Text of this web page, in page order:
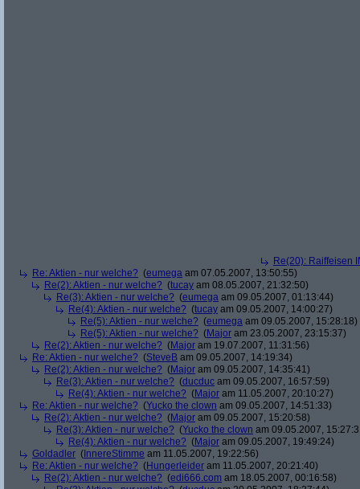
Re(20): Raiffeisen
Re: Aktien - nur welche? (eumega am 07.05.2007, 13:50:55)
Re(2): Aktien - nur welche? (tucay am 08.05.2007, 21:32:50)
Re(3): Aktien - nur welche? (eumega am 09.05.2007, 01:13:44)
Re(4): Aktien - nur welche? (tucay am 09.05.2007, 14:00:27)
Re(5): Aktien - nur welche? (eumega am 09.05.2007, 15:28:18)
Re(5): Aktien - nur welche? (Major am 23.05.2007, 23:15:37)
Re(2): Aktien - nur welche? (Major am 19.07.2007, 11:31:56)
Re: Aktien - nur welche? (SteveB am 09.05.2007, 14:19:34)
Re(2): Aktien - nur welche? (Major am 09.05.2007, 14:35:41)
Re(3): Aktien - nur welche? (ducduc am 09.05.2007, 16:57:59)
Re(4): Aktien - nur welche? (Major am 11.05.2007, 20:10:27)
Re: Aktien - nur welche? (Yucko the clown am 09.05.2007, 14:51:33)
Re(2): Aktien - nur welche? (Major am 09.05.2007, 15:20:58)
Re(3): Aktien - nur welche? (Yucko the clown am 09.05.2007,
Re(4): Aktien - nur welche? (Major am 09.05.2007, 19:49:24)
Goldadler ( InnereStimme am 11.05.2007, 19:22:56)
Re: Aktien - nur welche? (Hungerleider am 11.05.2007, 20:21:40)
Re(2): Aktien - nur welche? (edi666.com am 18.05.2007, 00:16:58)